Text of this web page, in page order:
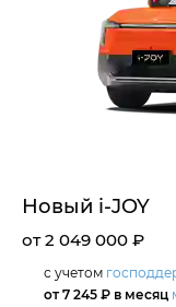
Новый i‑JOY
от 2 049 000 ₽
с учетом
от 7 245 ₽ в месяц